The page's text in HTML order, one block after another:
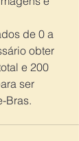
de 0 a
obter
e 200
ser
Bras.